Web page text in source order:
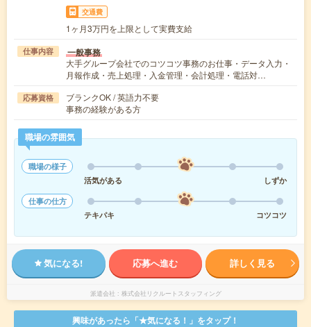
交通費
1ヶ月3万円を上限として実費支給
仕事内容 一般事務
大手グループ会社でのコツコツ事務のお仕事・データ入力・
月報作成・売上処理・入金管理・会計処理・電話対…
応募資格
ブランクOK / 英語力不要
事務の経験がある方
職場の雰囲気
職場の様子
活気がある
しずか
仕事の仕方
テキパキ
コツコツ
気になる! 応募へ進む 詳しく見る
派遣会社 株式会社リクルートスタッフィング
興味があったら「★気になる！」をタップ！